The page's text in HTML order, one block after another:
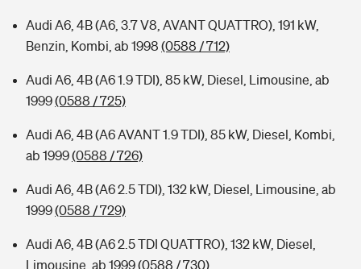
Audi A6, 4B (A6, 3.7 V8, AVANT QUATTRO), 191 kW,
Benzin, Kombi, ab 1998 (0588 / 712)
Audi A6, 4B (A6 1.9 TDI), 85 kW, Diesel, Limousine, ab
1999(0588 / 725)
Audi A6, 4B (A6 AVANT 1.9 TDI), 85 kW, Diesel, Kombi,
ab 1999(0588 / 726)
Audi A6, 4B (A6 2.5 TDI), 132 kW, Diesel, Limousine, ab
1999(0588 / 729)
Audi A6, 4B (A6 2.5 TDI QUATTRO), 132 kW, Diesel,
Limousine, ab 1999(0588 / 730)